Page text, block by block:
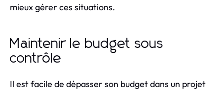
mieux gérer ces situations.
Maintenir le budget sous
contrôle
Il est facile de dépasser son budget dans un projet